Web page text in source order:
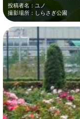
投稿者名：ユノ
撮影場所：しらさぎ公園